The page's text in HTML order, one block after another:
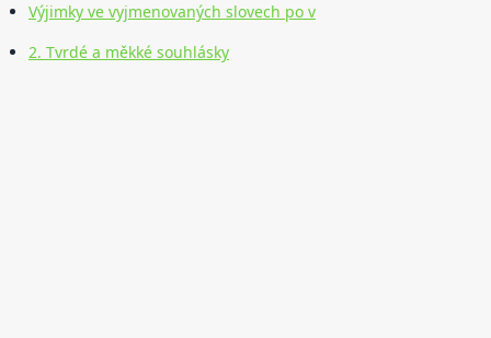
Výjimky ve vyjmenovaných slovech po v
2. Tvrdé a měkké souhlásky